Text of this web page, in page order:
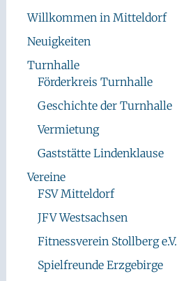
Willkommen in Mitteldorf
Neuigkeiten
Turnhalle
Förderkreis Turnhalle
Geschichte der Turnhalle
Vermietung
Gaststätte Lindenklause
Vereine
FSV Mitteldorf
JFV Westsachsen
Fitnessverein Stollberg e.V.
Spielfreunde Erzgebirge